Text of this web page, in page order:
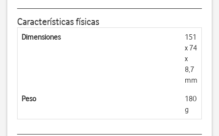
Características físicas
Dimensiones
151
x 74
x
8,7
mm
Peso
180
g